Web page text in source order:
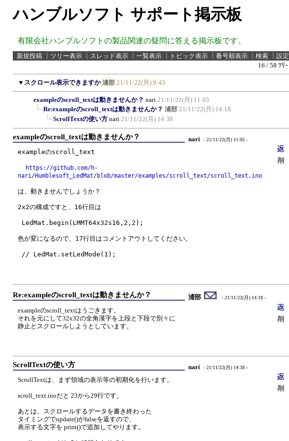
ハンブルソフト サポート掲示板
有限会社ハンブルソフトの製品関連の疑問に答える掲示板です。
新規投稿 ツリー表示 スレッド表示 一覧表示 トピック表示 番号順表示 検索 設定
16 / 58 ﾂﾘｰ
▼ スクロール表示できますか 浦部 21/11/22(月) 9:43
exampleのscroll_textは動きませんか？ nari 21/11/22(月) 11:05
Re:exampleのscroll_textは動きませんか？ 浦部 21/11/22(月) 14:18
ScrollTextの使い方 nari 21/11/22(月) 14:38
exampleのscroll_textは動きませんか？ nari - 21/11/22(月) 11:05 -
exampleのscroll_text
https://github.com/h-
nari/Humblesoft_LedMat/blob/master/examples/scroll_text/scroll_text.ino
は、動きませんでしょうか？
2x2の構成ですと、16行目は
色が変になるので、17行目はコメントアウトしてください。
Re:exampleのscroll_textは動きませんか？ 浦部 - 21/11/22(月) 14:18 -
exampleのscroll_textはうごきます。
それを元にして32x32の全角漢字を上段と下段で別々に
静止とスクロールしようとしています。
ScrollTextの使い方 nari - 21/11/22(月) 14:38 -
ScrollTextは、まず領域の表示等の初期化を行います。
scroll_text.inoだと 23から29行です。
あとは、スクロールするデータを書き終わった
タイミングでupdate()がfalseを返すので、
表示する文字を print()で追加してやります。